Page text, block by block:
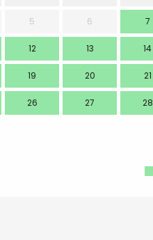
5 6 7
12 13 14
19 20 21
26 27 28